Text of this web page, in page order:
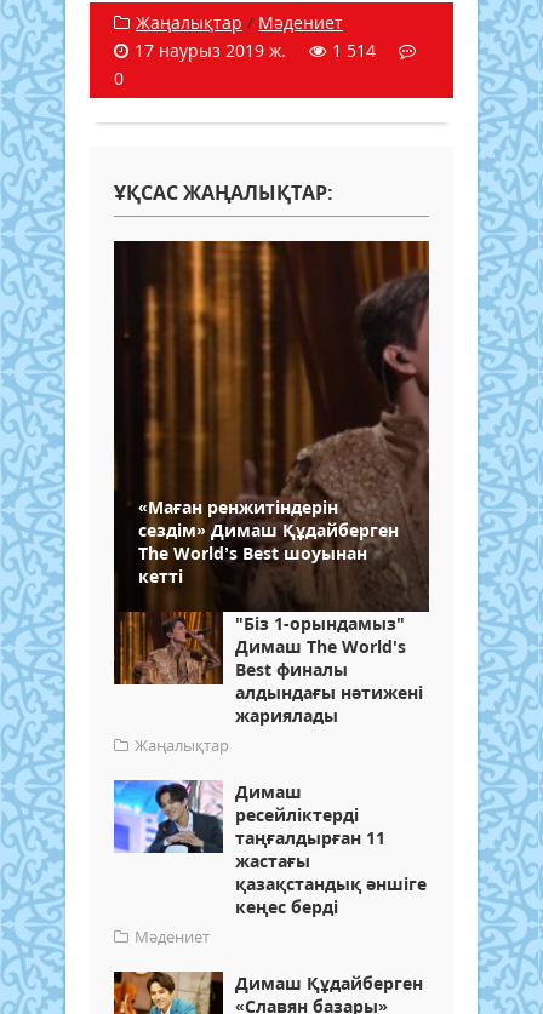
Жаңалықтар / Мәдениет
17 наурыз 2019 ж.
1 514
0
ҰҚСАС ЖАҢАЛЫҚТАР:
«Маған ренжитіндерін
сездім» Димаш Құдайберген
The World’s Best шоуынан
кетті
"Біз 1-орындамыз"
Димаш The World's
Best финалы
алдындағы нәтижені
жариялады
Жаңалықтар
Димаш
ресейліктерді
таңғалдырған 11
жастағы
қазақстандық әншіге
кеңес берді
Мәдениет
Димаш Құдайберген
«Славян базары»